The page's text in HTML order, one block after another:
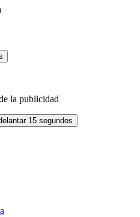
la publicidad
15 segundos